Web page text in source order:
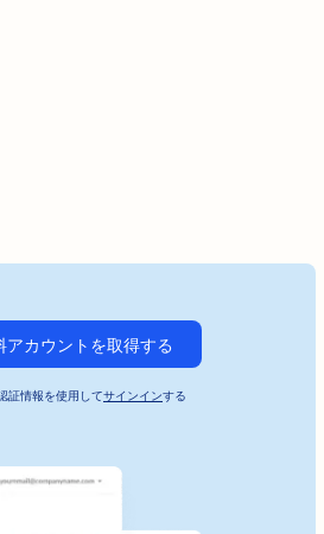
アカウントを取得する
証情報を使用してサインインする